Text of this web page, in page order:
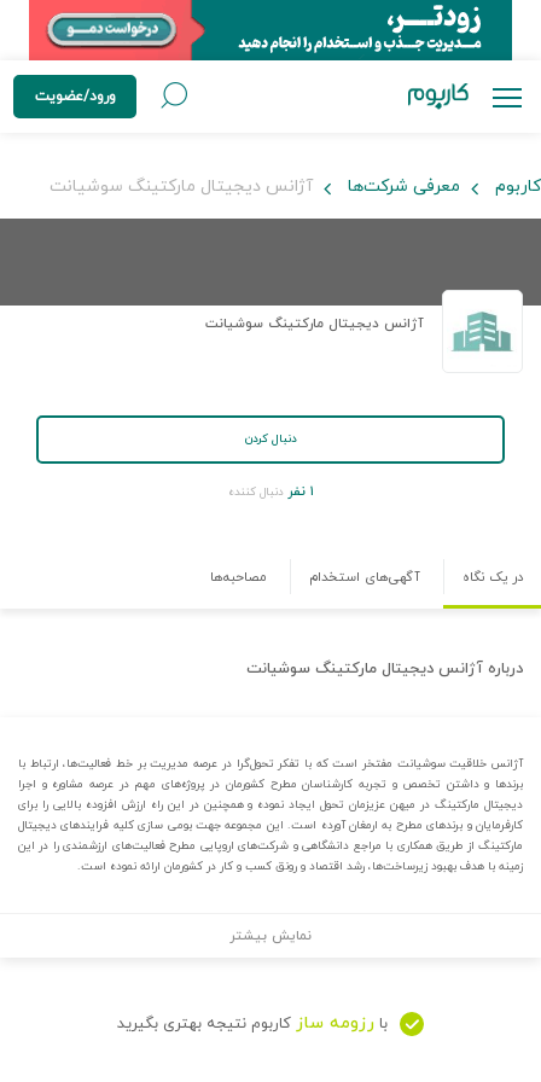
ورود/عضویت
کاربوم معرفی شرکت‌ها آژانس دیجیتال مارکتینگ سوشیانت
آژانس دیجیتال مارکتینگ سوشیانت
دنبال کردن
۱ نفر دنبال کننده
در یک نگاه آگهی‌های استخدام مصاحبه‌ها
درباره آژانس دیجیتال مارکتینگ سوشیانت
آژانس خلاقیت سوشیانت مفتخر است که با تفکر تحول‌گرا در عرصه مدیریت بر خط فعالیت‌ها، ارتباط با
برندها و داشتن تخصص و تجربه کارشناسان مطرح کشورمان در پروژه‌های مهم در عرصه مشاوره و اجرا
دیجیتال مارکتینگ در میهن عزیزمان تحول ایجاد نموده و همچنین در این راه ارزش افزوده بالایی را برای
کارفرمایان و برندهای مطرح به ارمغان آورده است. این مجموعه جهت بومی سازی کلیه فرایندهای دیجیتال
مارکتینگ از طریق همکاری با مراجع دانشگاهی و شرکت‌های اروپایی مطرح فعالیت‌های ارزشمندی را در این
زمینه با هدف بهبود زیرساخت‌ها، رشد اقتصاد و رونق کسب و کار در کشورمان ارائه نموده است.
نمایش بیشتر
با رزومه ساز کاربوم نتیجه بهتری بگیرید